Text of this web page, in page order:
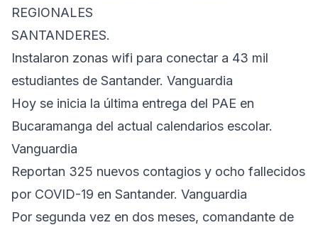
REGIONALES
SANTANDERES.
Instalaron zonas wifi para conectar a 43 mil
estudiantes de Santander. Vanguardia
Hoy se inicia la última entrega del PAE en
Bucaramanga del actual calendarios escolar.
Vanguardia
Reportan 325 nuevos contagios y ocho fallecidos
por COVID-19 en Santander. Vanguardia
Por segunda vez en dos meses, comandante de